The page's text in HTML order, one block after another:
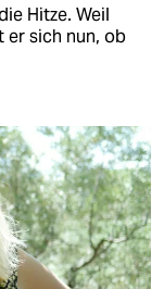
Hitze. Weil
er sich nun, ob